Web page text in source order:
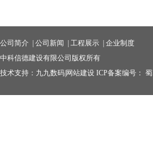
公司简介 | 公司新闻 | 工程展示 |
企业制度
中科信德建设有限公司版权所有
技术支持：九九数码|网站建设 ICP备案编号：